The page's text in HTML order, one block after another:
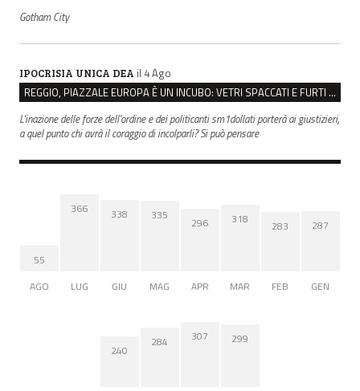
Gotham City
IPOCRISIA UNICA DEA il 4 Ago
REGGIO, PIAZZALE EUROPA È UN INCUBO: VETRI SPACCATI E FURTI SULLE AUTO IN SOSTA
L'inazione delle forze dell'ordine e dei politicanti sm1dollati porterà ai giustizieri,
a quel punto chi avrà il coraggio di incolparli? Si può pensare
55
AGO
366
LUG
338
GIU
335
MAG
296
APR
318
MAR
283
FEB
287
GEN
240
284 307 299